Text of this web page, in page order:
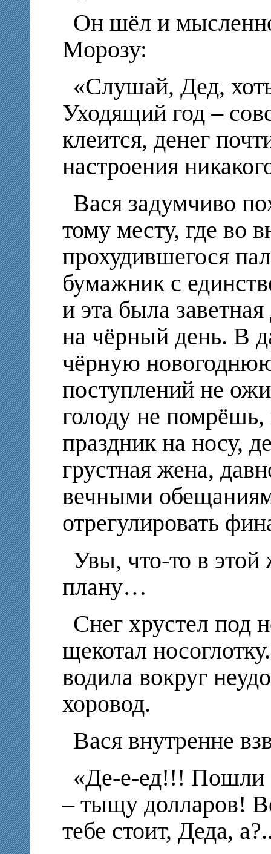
Он шёл и
Морозу:
«Слушай, Дед,
Уходящий год –
клеится, денег
настроения
Вася задумчиво
тому месту, где во
прохудившегося
бумажник с
и эта была
на чёрный день. В
чёрную
поступлений не
голоду не помрёшь,
праздник на носу,
грустная жена,
вечными
отрегулировать
Увы, что-то в
плану…
Снег хрустел под
щекотал
водила вокруг
хоровод.
Вася внутренне
«Де-е-ед!!! Пошли
– тыщу долларов!
тебе стоит, Деда,